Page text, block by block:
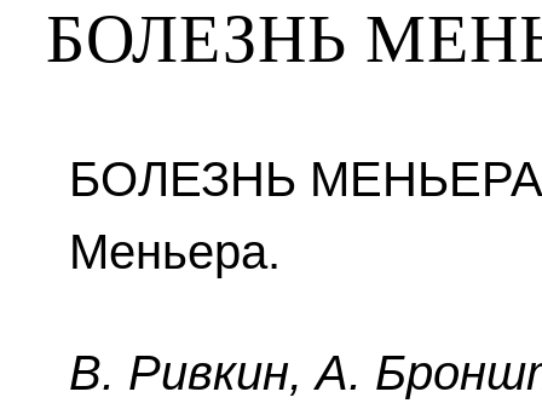
БОЛЕЗНЬ
БОЛЕЗНЬ
Меньера.
B. Pивкин, A.